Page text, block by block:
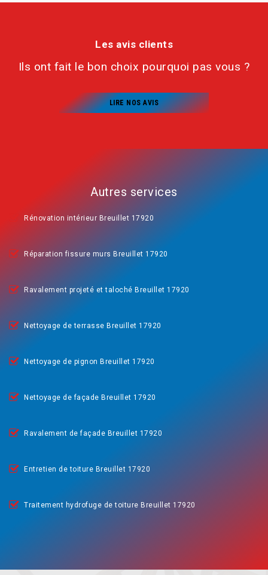
Les avis clients
Ils ont fait le bon choix pourquoi pas vous ?
LIRE NOS AVIS
Autres services
Rénovation intérieur Breuillet 17920
Réparation fissure murs Breuillet 17920
Ravalement projeté et taloché Breuillet 17920
Nettoyage de terrasse Breuillet 17920
Nettoyage de pignon Breuillet 17920
Nettoyage de façade Breuillet 17920
Ravalement de façade Breuillet 17920
Entretien de toiture Breuillet 17920
Traitement hydrofuge de toiture Breuillet 17920